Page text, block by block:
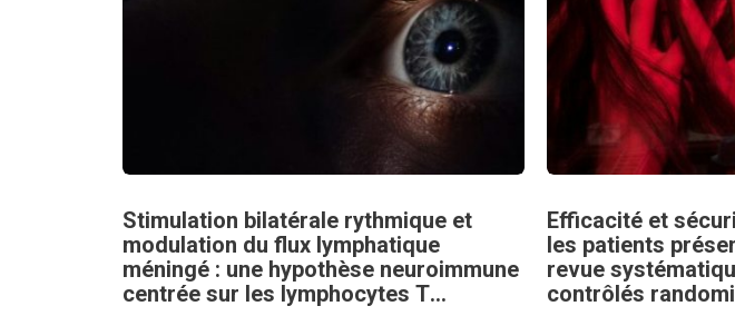
Stimulation bilatérale rythmique et
modulation du flux lymphatique
méningé : une hypothèse neuroimmune
centrée sur les lymphocytes T
Efficacité et
les patients
revue
contrôlés